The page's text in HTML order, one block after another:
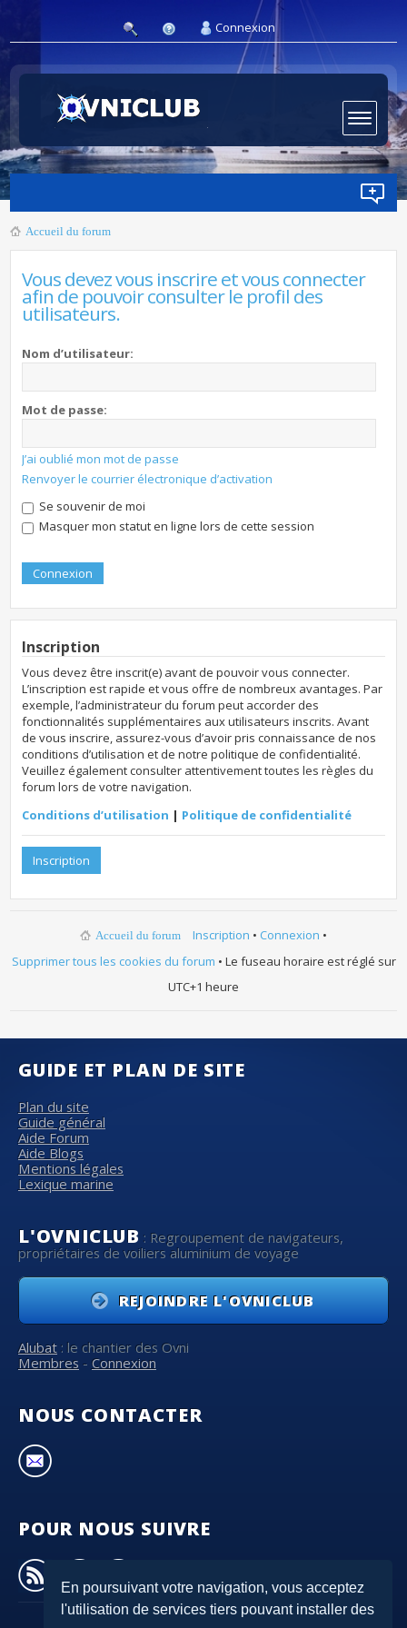
En poursuivant votre navigation, vous acceptez
l'utilisation de services tiers pouvant installer des
Connexion
Accueil du forum
Vous devez vous inscrire et vous connecter
afin de pouvoir consulter le profil des
utilisateurs.
Nom d’utilisateur:
Mot de passe:
J’ai oublié mon mot de passe
Renvoyer le courrier électronique d’activation
Se souvenir de moi
Masquer mon statut en ligne lors de cette session
Inscription
Vous devez être inscrit(e) avant de pouvoir vous connecter.
L’inscription est rapide et vous offre de nombreux avantages. Par
exemple, l’administrateur du forum peut accorder des
fonctionnalités supplémentaires aux utilisateurs inscrits. Avant
de vous inscrire, assurez-vous d’avoir pris connaissance de nos
conditions d’utilisation et de notre politique de confidentialité.
Veuillez également consulter attentivement toutes les règles du
forum lors de votre navigation.
Conditions d’utilisation | Politique de confidentialité
Inscription
Accueil du forum Inscription • Connexion •
Supprimer tous les cookies du forum • Le fuseau horaire est réglé sur
UTC+1 heure
GUIDE ET PLAN DE SITE
Plan du site
Guide général
Aide Forum
Aide Blogs
Mentions légales
Lexique marine
L'OVNICLUB : Regroupement de navigateurs,
propriétaires de voiliers aluminium de voyage
REJOINDRE L'OVNICLUB
Alubat : le chantier des Ovni
Membres - Connexion
NOUS CONTACTER
POUR NOUS SUIVRE